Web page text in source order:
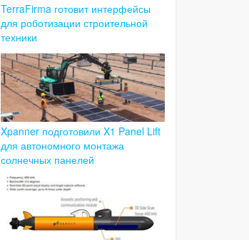
TerraFirma готовит интерфейсы
для роботизации строительной
техники
Xpanner подготовили X1 Panel Lift
для автономного монтажа
солнечных панелей